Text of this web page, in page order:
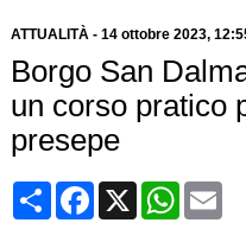
ATTUALITÀ- 14 ottobre 2023,
Borgo San
un corso pratico
presepe
CondividiFacebook
X